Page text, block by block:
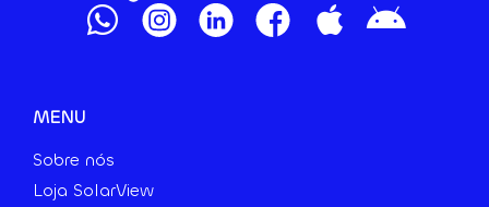
MENU
Sobre nós
Loja SolarView